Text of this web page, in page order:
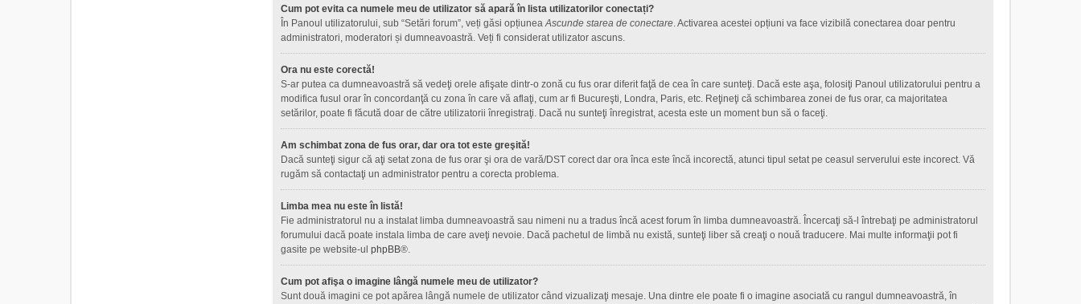
Cum pot evita ca numele meu de utilizator să apară în lista utilizatorilor conectați?
În Panoul utilizatorului, sub “Setări forum”, veți găsi opțiuneaAscunde starea de conectare. Activarea acestei opțiuni va face vizibilă conectarea doar pentru
administratori, moderatori și dumneavoastră. Veți fi considerat utilizator ascuns.
Ora nu este corectă!
S-ar putea ca dumneavoastră să vedeţi orele afişate dintr-o zonă cu fus orar diferit faţă de cea în care sunteţi. Dacă este aşa, folosiţi Panoul utilizatorului pentru a
modifica fusul orar în concordanţă cu zona în care vă aflaţi, cum ar fi Bucureşti, Londra, Paris, etc. Reţineţi că schimbarea zonei de fus orar, ca majoritatea
setărilor, poate fi făcută doar de către utilizatorii înregistraţi. Dacă nu sunteţi înregistrat, acesta este un moment bun să o faceţi.
Am schimbat zona de fus orar, dar ora tot este greşită!
Dacă sunteţi sigur că aţi setat zona de fus orar şi ora de vară/DST corect dar ora înca este încă incorectă, atunci tipul setat pe ceasul serverului este incorect. Vă
rugăm să contactaţi un administrator pentru a corecta problema.
Limba mea nu este în listă!
Fie administratorul nu a instalat limba dumneavoastră sau nimeni nu a tradus încă acest forum în limba dumneavoastră. Încercaţi să-l întrebaţi pe administratorul
forumului dacă poate instala limba de care aveţi nevoie. Dacă pachetul de limbă nu există, sunteţi liber să creaţi o nouă traducere. Mai multe informaţii pot fi
gasite pe website-ul phpBB®.
Cum pot afişa o imagine lângă numele meu de utilizator?
Sunt două imagini ce pot apărea lângă numele de utilizator când vizualizaţi mesaje. Una dintre ele poate fi o imagine asociată cu rangul dumneavoastră, în